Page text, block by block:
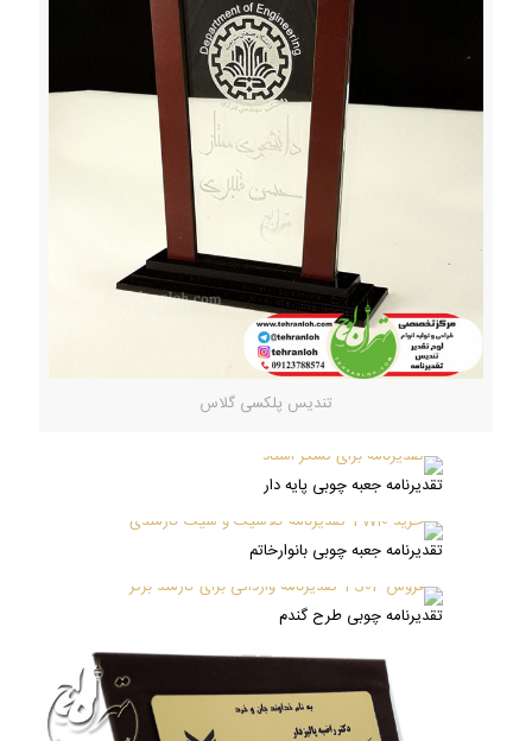
تندیس پلکسی گلاس
تقدیرنامه جعبه چوبی پایه دار
تقدیرنامه جعبه چوبی بانوارخاتم
تقدیرنامه چوبی طرح گندم